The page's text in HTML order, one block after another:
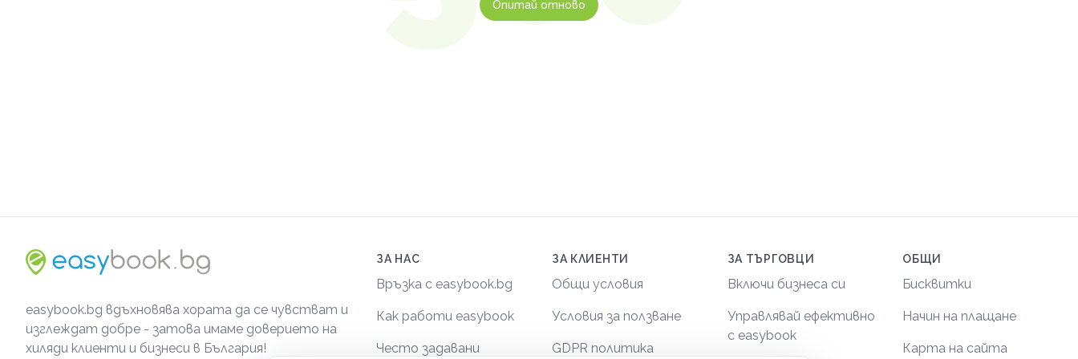
Опитай отново
easybook.bg вдъхновява хората да се чувстват и
изглеждат добре - затова имаме доверието на
хиляди клиенти и бизнеси в България!
ЗА НАС
Връзка с easybook.bg
Как работи easybook
Често задавани
ЗА КЛИЕНТИ
Общи условия
Условия за ползване
GDPR политика
ЗА ТЪРГОВЦИ
Включи бизнеса си
Управлявай ефективно
с easybook
ОБЩИ
Бисквитки
Начин на плащане
Карта на сайта